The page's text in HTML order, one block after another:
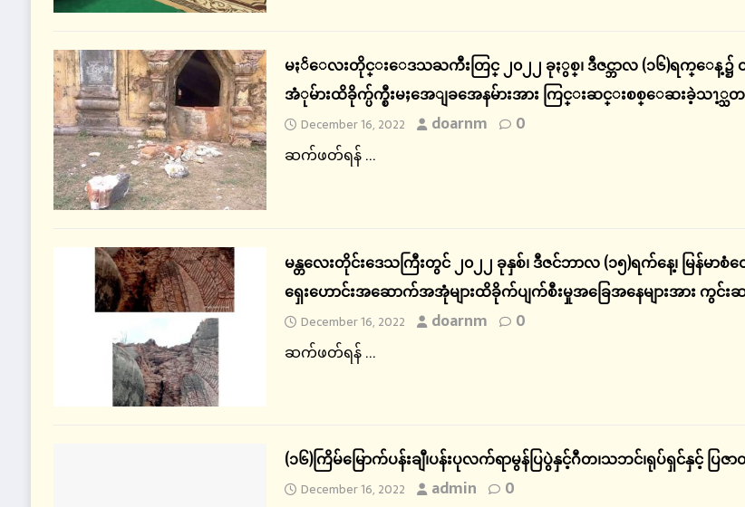
မႏၲေလးတိုင္းေဒသႀကီးတြင္ ၂၀၂၂ ခုႏွစ္၊ ဒီဇင္ဘာလ (၁၆)ရက္ေန့
အံုမ်ားထိခိုက္ပ်က္စီးမႈအေျခအေနမ်ားအား ကြင္းဆင္းစစ္ေဆးခဲ့သၫ့္သ
December 16, 2022 doarnm
0
ဆက်ဖတ်ရန် ...
မန္တလေးတိုင်းဒေသကြီးတွင် ၂၀၂၂ ခုနှစ်၊ ဒီဇင်ဘာလ (၁၅)ရက်နေ့၊ မြန်မ
ရှေးဟောင်းအဆောက်အအုံများထိခိုက်ပျက်စီးမှုအခြေအနေများအား ကွ
December 16, 2022 doarnm
0
ဆက်ဖတ်ရန် ...
(၁၆)ကြိမ်မြောက်ပန်းချီ၊ပန်းပုလက်ရာမွန်ပြပွဲနှင့်ဂီတ၊သဘင်၊ရုပ်ရှင်နှင့်
December 16, 2022 admin
0